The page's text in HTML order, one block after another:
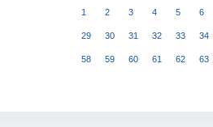
1 2 3 4 5 6
29 30 31 32 33 34
58 59 60 61 62 63